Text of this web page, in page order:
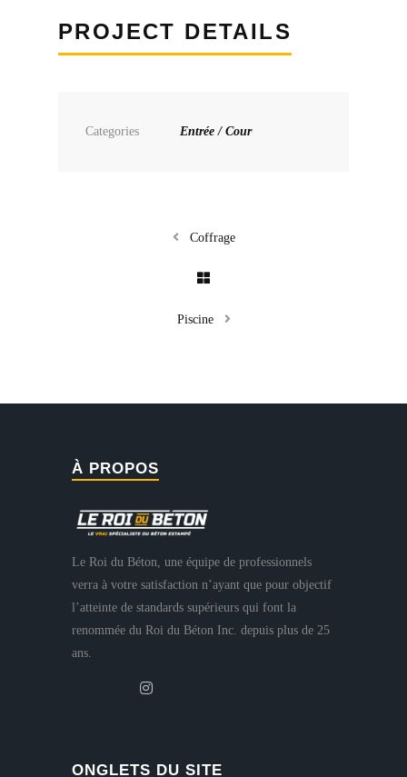
PROJECT DETAILS
Categories Entrée / Cour
Coffrage
Piscine
À PROPOS
Le Roi du Béton, une équipe de professionnels
verra à votre satisfaction n’ayant que pour objectif
l’atteinte de standards supérieurs qui font la
renommée du Roi du Béton Inc. depuis plus de 25
ans.
ONGLETS DU SITE